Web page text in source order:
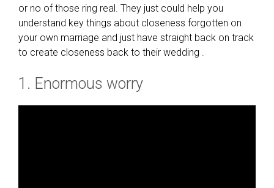
or no of those ring real. They just could help you
understand key things about closeness forgotten on
your own marriage and just have straight back on track
to create closeness back to their wedding .
1. Enormous worry